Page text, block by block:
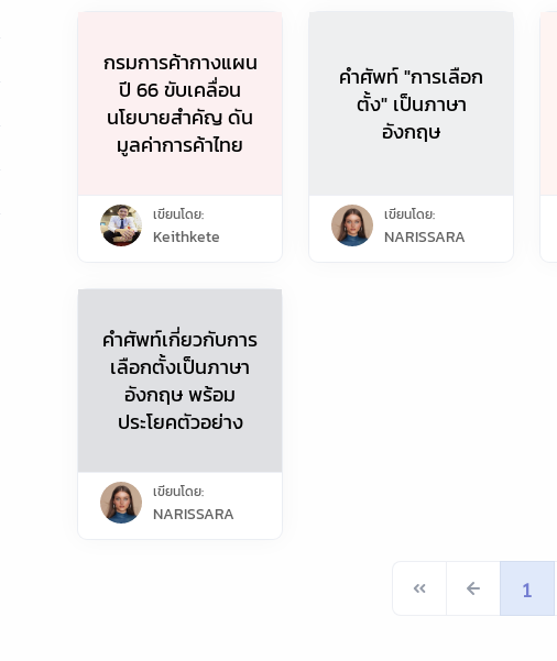
กรมการค้ากางแผน
ปี 66 ขับเคลื่อน
นโยบายสําคัญ ดัน
มูลค่าการค้าไทย
เขียนโดย:
Keithkete
คำศัพท์ "การเลือก
ตั้ง" เป็นภาษา
อังกฤษ
เขียนโดย:
NARISSARA
คำศัพท์เกี่ยวกับการ
เลือกตั้งเป็นภาษา
อังกฤษ พร้อม
ประโยคตัวอย่าง
เขียนโดย:
NARISSARA
1